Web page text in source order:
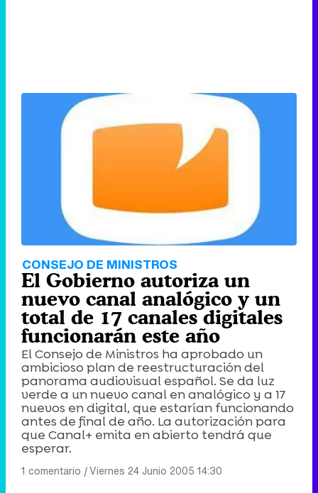
CONSEJO DE MINISTROS
El Gobierno autoriza un
nuevo canal analógico y un
total de 17 canales digitales
funcionarán este año
El Consejo de Ministros ha aprobado un
ambicioso plan de reestructuración del
panorama audiovisual español. Se da luz
verde a un nuevo canal en analógico y a 17
nuevos en digital, que estarían funcionando
antes de final de año. La autorización para
que Canal+ emita en abierto tendrá que
esperar.
1 comentario |Viernes 24 Junio 2005 14:30